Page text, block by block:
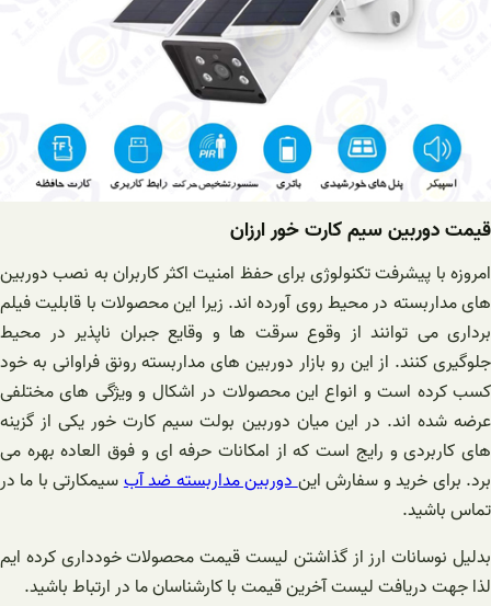
قیمت دوربین سیم کارت خور ارزان
امروزه با پیشرفت تکنولوژی برای حفظ امنیت اکثر کاربران به نصب دوربین
های مداربسته در محیط روی آورده اند. زیرا این محصولات با قابلیت فیلم
برداری می توانند از وقوع سرقت ها و وقایع جبران ناپذیر در محیط
جلوگیری کنند. از این رو بازار دوربین های مداربسته رونق فراوانی به خود
کسب کرده است و انواع این محصولات در اشکال و ویژگی های مختلفی
عرضه شده اند. در این میان دوربین بولت سیم کارت خور یکی از گزینه
های کاربردی و رایج است که از امکانات حرفه ای و فوق العاده بهره می
برد. برای خرید و سفارش ایندوربین مداربسته ضد آبسیمکارتی با ما در
تماس باشید.
بدلیل نوسانات ارز از گذاشتن لیست قیمت محصولات خودداری کرده ایم
لذا جهت دریافت لیست آخرین قیمت با کارشناسان ما در ارتباط باشید.